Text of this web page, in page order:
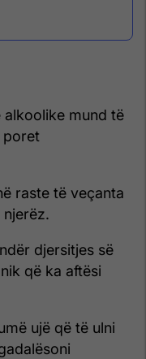
mund të
poret
raste të veçanta
djersitjes së
që ka aftësi
ujë që të ulni